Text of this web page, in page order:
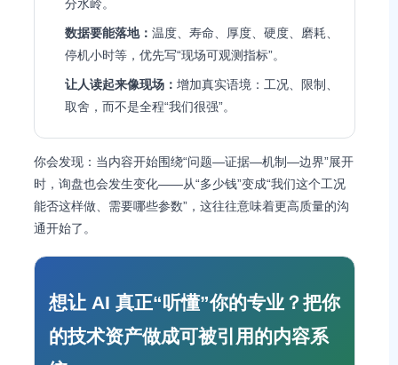
分水岭。
数据要能落地： 温度、寿命、厚度、硬度、磨耗、
停机小时等，优先写“现场可观测指标”。
让人读起来像现场： 增加真实语境：工况、限制、
取舍，而不是全程“我们很强”。
你会发现：当内容开始围绕“问题—证据—机制—边界”展开
时，询盘也会发生变化——从“多少钱”变成“我们这个工况
能否这样做、需要哪些参数”，这往往意味着更高质量的沟
通开始了。
想让 AI 真正“听懂”你的专业？把你
的技术资产做成可被引用的内容系